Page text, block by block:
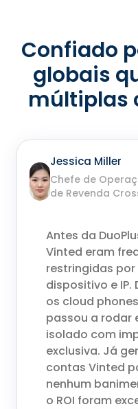
Confiado
globais
múltiplas
Jessica Miller
Chefe de
de Revenda
Antes da
Vinted eram
restringidas
dispositivo e IP.
os cloud
passou a rodar
isolado com
exclusiva. Já
contas Vinted
nenhum
o ROI foram